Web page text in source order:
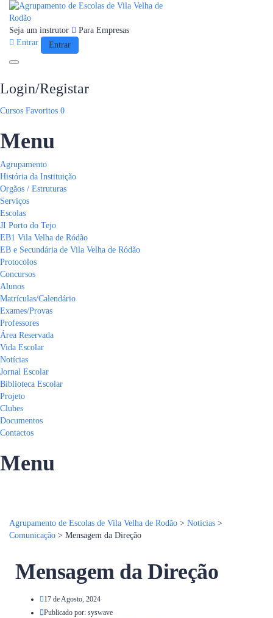
Seja um instrutor
Para Empresas
Entrar
Entrar
Login/Registar
Cursos Favoritos 0
Menu
Agrupamento
História da Instituição
Orgãos / Estruturas
Serviços
Escolas
JI Porto do Tejo
EB1 Vila Velha de Ródão
EB e Secundária de Vila Velha de Ródão
Protocolos
Concursos
Alunos
Matrículas/Calendário
Exames/Provas
Professores
Área Reservada
Vida Escolar
Notícias
Jornal Escolar
Biblioteca Escolar
Projeto
Clubes
Documentos
Contactos
Menu
Agrupamento de Escolas de Vila Velha de Rodão > Noticias >
Comunicação > Mensagem da Direção
Mensagem da Direção
17 de Agosto, 2024
Publicado por: syswave